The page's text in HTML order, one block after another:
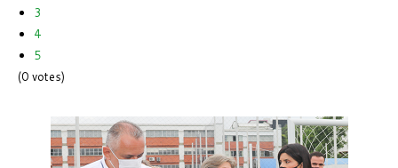
3
4
5
(0 votes)